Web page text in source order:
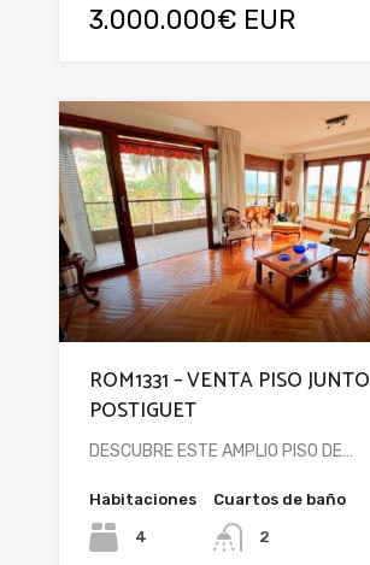
3.000.000€ EUR
ROM1331 – VENTA PISO JUNTO
POSTIGUET
DESCUBRE ESTE AMPLIO PISO DE…
Habitaciones
4
Cuartos de baño
2